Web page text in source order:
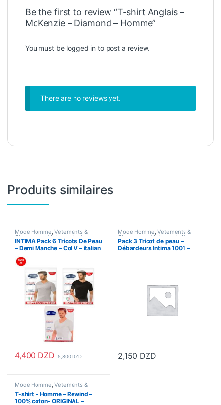
Be the first to review “T-shirt Anglais –
McKenzie – Diamond – Homme”
You must be logged in to post a review.
There are no reviews yet.
Produits similaires
Mode Homme,Vetements &
Chaussures ,Vetements Homme
INTIMA Pack 6 Tricots De Peau
– Demi Manche – Col V – italian
style
4,400 DZD 5,800DZD
Mode Homme,Vetements &
Chaussures ,Vetements Homme
Pack 3 Tricot de peau –
Débardeurs Intima 1001 –
2,150 DZD
Mode Homme,Vetements &
Chaussures Vetements Homme
T-shirt – Homme – Rewind –
100% coton- ORIGINAL –